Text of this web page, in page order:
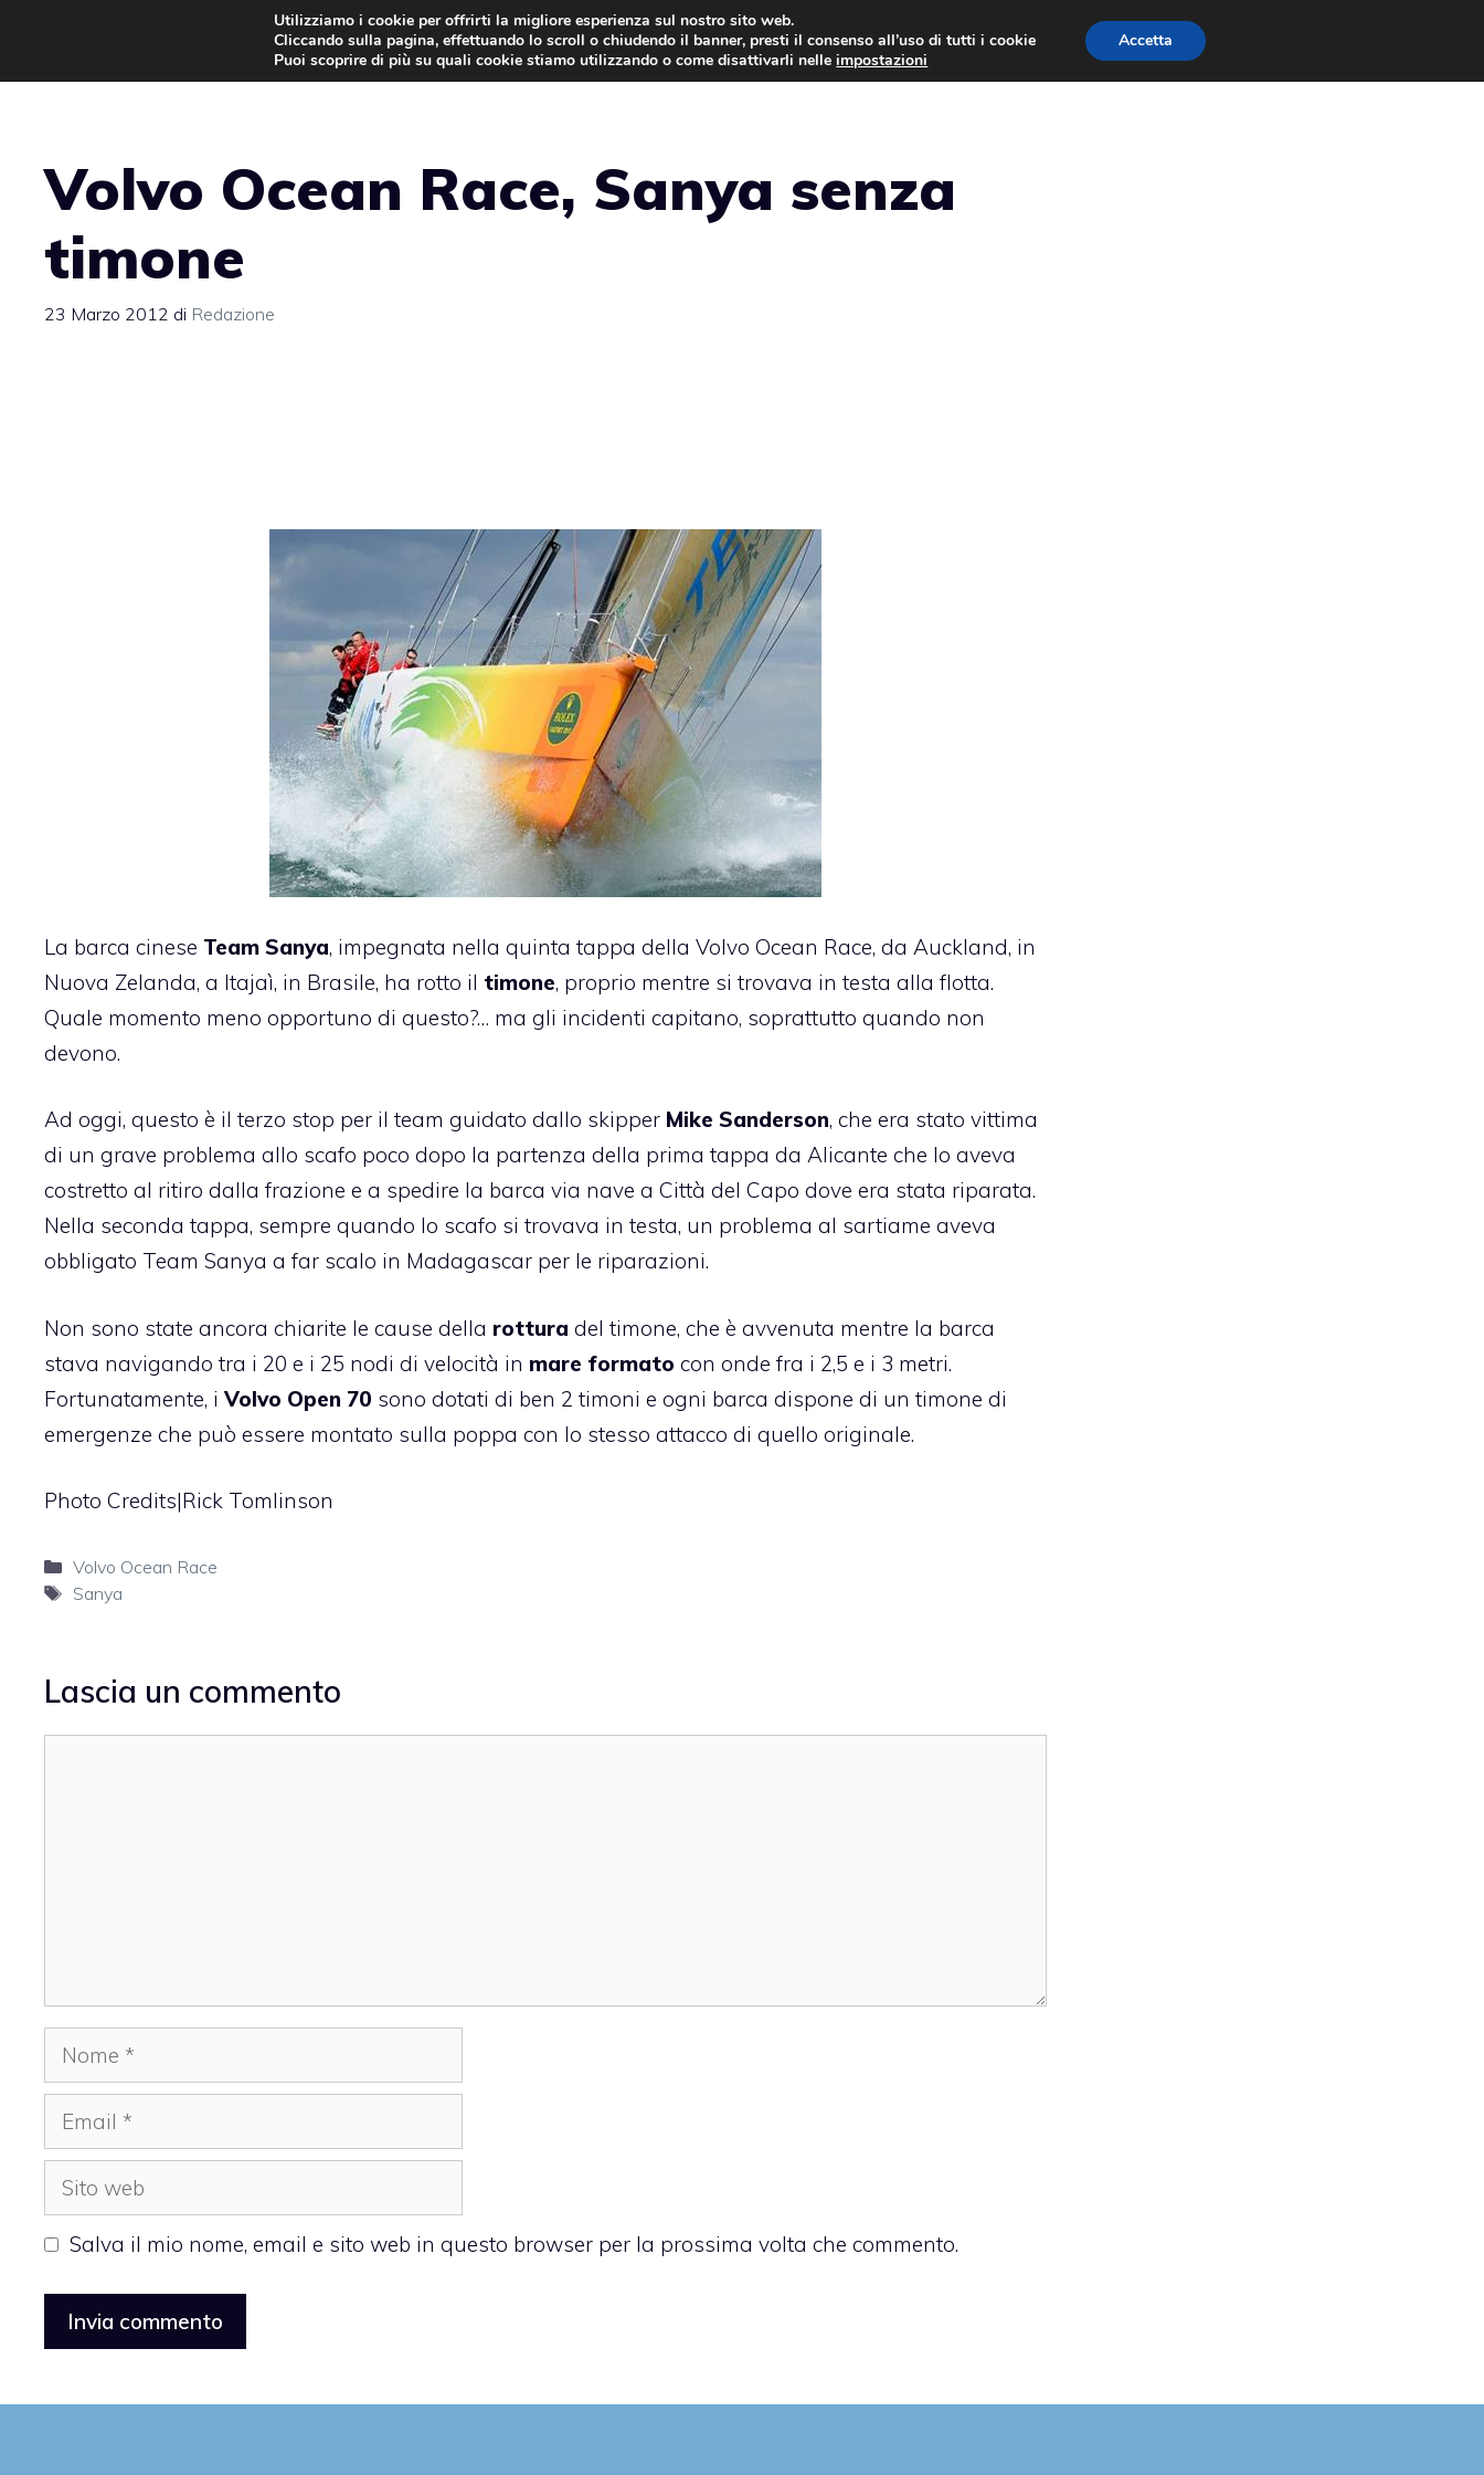
contenuto
NEWS LEGGI & NORMATIVE EVENTI E COMPETIZIONI
Volvo Ocean Race, Sanya senza
timone
23 Marzo 2012 di Redazione
La barca cinese Team Sanya, impegnata nella quinta tappa della Volvo Ocean Race, da Auckland, in
Nuova Zelanda, a Itajaì, in Brasile, ha rotto il timone, proprio mentre si trovava in testa alla flotta.
Quale momento meno opportuno di questo?… ma gli incidenti capitano, soprattutto quando non
devono.
Ad oggi, questo è il terzo stop per il team guidato dallo skipper Mike Sanderson, che era stato vittima
di un grave problema allo scafo poco dopo la partenza della prima tappa da Alicante che lo aveva
costretto al ritiro dalla frazione e a spedire la barca via nave a Città del Capo dove era stata riparata.
Nella seconda tappa, sempre quando lo scafo si trovava in testa, un problema al sartiame aveva
obbligato Team Sanya a far scalo in Madagascar per le riparazioni.
Non sono state ancora chiarite le cause della rottura del timone, che è avvenuta mentre la barca
stava navigando tra i 20 e i 25 nodi di velocità in mare formato con onde fra i 2,5 e i 3 metri.
Fortunatamente, iVolvo Open 70 sono dotati di ben 2 timoni e ogni barca dispone di un timone di
emergenze che può essere montato sulla poppa con lo stesso attacco di quello originale.
Photo Credits|Rick Tomlinson
Categorie
Volvo Ocean Race
Tag
Sanya
Lascia un commento
Nome
Email
Sito
web
Salva il mio nome, email e sito web in questo browser per la prossima volta che commento.
Utilizziamo i cookie per offrirti la migliore esperienza sul nostro sito web.
Cliccando sulla pagina, effettuando lo scroll o chiudendo il banner, presti il consenso all’uso di tutti i cookie
Puoi scoprire di più su quali cookie stiamo utilizzando o come disattivarli nelleimpostazioni
Accetta